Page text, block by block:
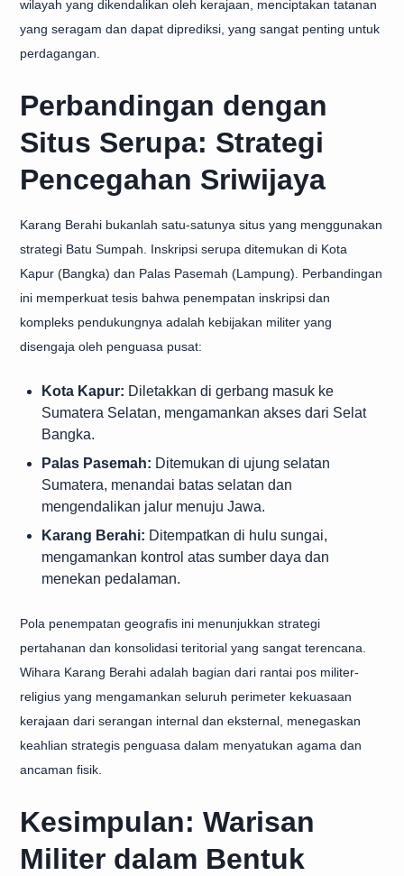
wilayah yang dikendalikan oleh kerajaan, menciptakan tatanan
yang seragam dan dapat diprediksi, yang sangat penting untuk
perdagangan.
Perbandingan dengan
Situs Serupa: Strategi
Pencegahan Sriwijaya
Karang Berahi bukanlah satu-satunya situs yang menggunakan
strategi Batu Sumpah. Inskripsi serupa ditemukan di Kota
Kapur (Bangka) dan Palas Pasemah (Lampung). Perbandingan
ini memperkuat tesis bahwa penempatan inskripsi dan
kompleks pendukungnya adalah kebijakan militer yang
disengaja oleh penguasa pusat:
Kota Kapur: Diletakkan di gerbang masuk ke
Sumatera Selatan, mengamankan akses dari Selat
Bangka.
Palas Pasemah: Ditemukan di ujung selatan
Sumatera, menandai batas selatan dan
mengendalikan jalur menuju Jawa.
Karang Berahi: Ditempatkan di hulu sungai,
mengamankan kontrol atas sumber daya dan
menekan pedalaman.
Pola penempatan geografis ini menunjukkan strategi
pertahanan dan konsolidasi teritorial yang sangat terencana.
Wihara Karang Berahi adalah bagian dari rantai pos militer-
religius yang mengamankan seluruh perimeter kekuasaan
kerajaan dari serangan internal dan eksternal, menegaskan
keahlian strategis penguasa dalam menyatukan agama dan
ancaman fisik.
Kesimpulan: Warisan
Militer dalam Bentuk